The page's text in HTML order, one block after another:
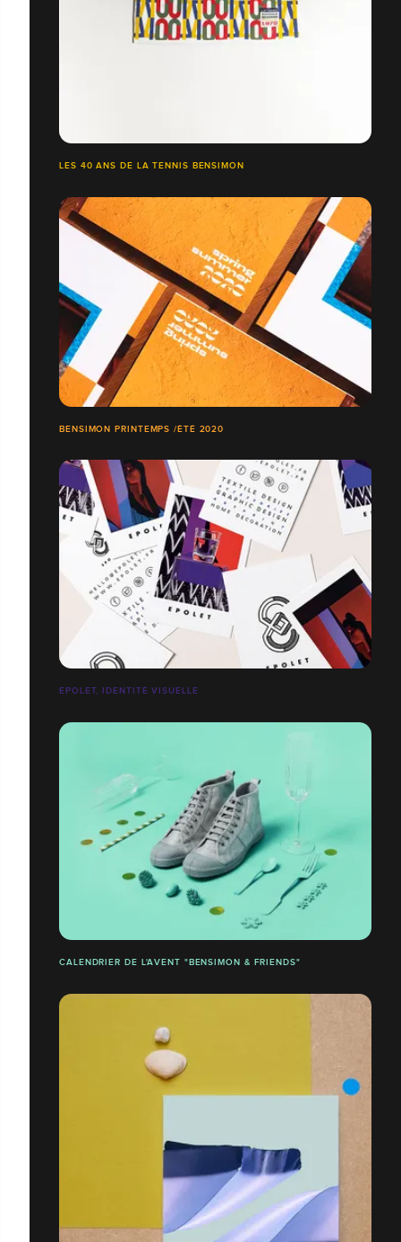
LES 40 ANS DE LA TENNIS BENSIMON
BENSIMON PRINTEMPS /ÉTÉ 2020
EPOLET, IDENTITÉ VISUELLE
CALENDRIER DE L'AVENT "BENSIMON & FRIENDS"